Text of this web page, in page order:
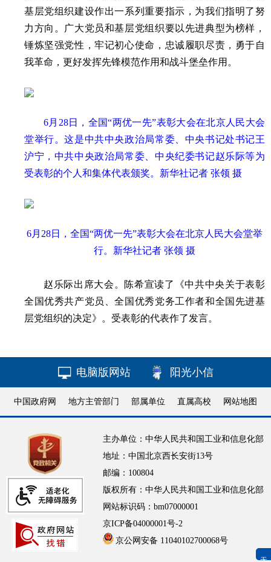
基层党组织建设作出一系列重要指示，为我们指明了努
力方向。广大党员和基层党组织要以先进典型为榜样，
锤炼坚强党性，牢记初心使命，忠诚履职尽责，勇于自
我革命，更好发挥先锋模范作用和战斗堡垒作用。
6月28日，全国“两优一先”表彰大会在北京人民大会
堂举行。这是中共中央政治局常委、中央书记处书记王
沪宁，中共中央政治局常委、中央纪委书记赵乐际等为
受表彰的个人和集体代表颁奖。新华社记者 张领 摄
6月28日，全国“两优一先”表彰大会在北京人民大会堂举
行。新华社记者 张领 摄
赵乐际出席大会。陈希宣读了《中共中央关于表彰
全国优秀共产党员、全国优秀党务工作者和全国先进基
层党组织的决定》。受表彰的代表作了发言。
无障碍浏览
电脑版网站 阳光小信
中国政府网 地方主管部门 部属单位 直属高校 网站地图
主办单位：中华人民共和国工业和信息化部
地址：中国北京西长安街13号
邮编：100804
版权所有：中华人民共和国工业和信息化部
网站标识码：bm07000001
京ICP备04000001号-2
京公网安备 11040102700068号